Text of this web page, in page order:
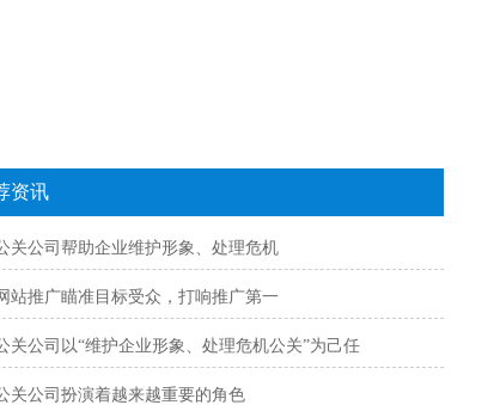
资讯
关公司帮助企业维护形象、处理危机
站推广瞄准目标受众，打响推广第一
关公司以“维护企业形象、处理危机公关”为己任
关公司扮演着越来越重要的角色